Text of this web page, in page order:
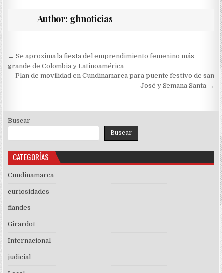
Author: ghnoticias
Navegación
de
← Se aproxima la fiesta del emprendimiento femenino más
grande de Colombia y Latinoamérica
Plan de movilidad en Cundinamarca para puente festivo de san
José y Semana Santa →
Buscar
Buscar
CATEGORÍAS
Cundinamarca
curiosidades
flandes
Girardot
Internacional
judicial